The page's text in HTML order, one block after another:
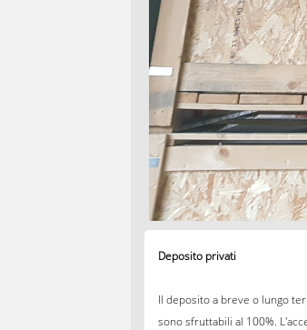
Deposito privati
Il deposito a breve o lungo
sono sfruttabili al 100%.